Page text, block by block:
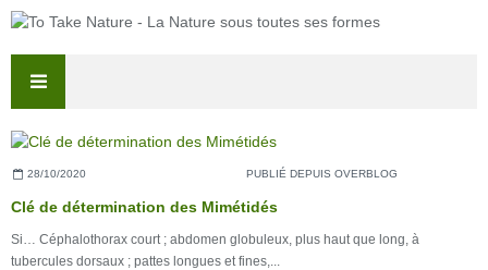
28/10/2020 PUBLIÉ DEPUIS OVERBLOG
Clé de détermination des Mimétidés
Si… Céphalothorax court ; abdomen globuleux, plus haut que long, à
tubercules dorsaux ; pattes longues et fines,...